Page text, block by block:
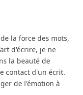
la force des mots,
d'écrire, je ne
la beauté de
contact d'un écrit.
de l'émotion à